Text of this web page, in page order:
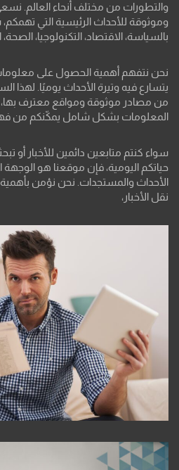
والتطورات من مختلف أنحاء العالم.
وموثوقة للأحداث الرئيسية التي
بالسياسة، الاقتصاد، التكنولوجيا، الصحة،
نحن نتفهم أهمية الحصول على
يتسارع فيه وتيرة الأحداث يوميًا. لهذا
من مصادر موثوقة ومواقع معترف بها،
المعلومات بشكل شامل يمكّنكم من فهم
سواء كنتم متابعين دائمين للأخبار أو
حياتكم اليومية، فإن موقعنا هو الوجهة
الأحداث والمستجدات. نحن نؤمن
نقل الأخبار،